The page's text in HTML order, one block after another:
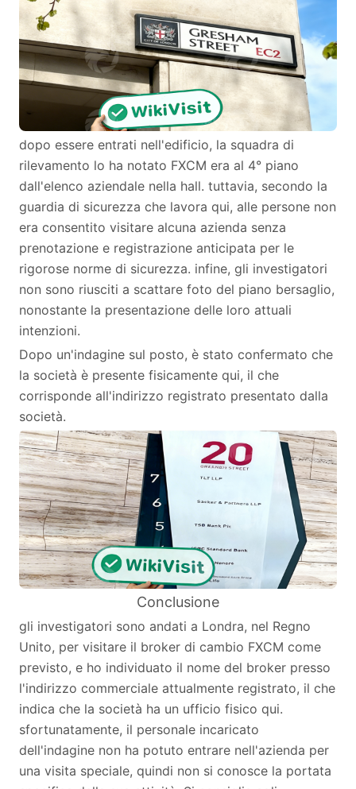
dopo essere entrati nell'edificio, la squadra di
rilevamento lo ha notato FXCM era al 4° piano
dall'elenco aziendale nella hall. tuttavia, secondo la
guardia di sicurezza che lavora qui, alle persone non
era consentito visitare alcuna azienda senza
prenotazione e registrazione anticipata per le
rigorose norme di sicurezza. infine, gli investigatori
non sono riusciti a scattare foto del piano bersaglio,
nonostante la presentazione delle loro attuali
intenzioni.
Dopo un'indagine sul posto, è stato confermato che
la società è presente fisicamente qui, il che
corrisponde all'indirizzo registrato presentato dalla
società.
Conclusione
gli investigatori sono andati a Londra, nel Regno
Unito, per visitare il broker di cambio FXCM come
previsto, e ho individuato il nome del broker presso
l'indirizzo commerciale attualmente registrato, il che
indica che la società ha un ufficio fisico qui.
sfortunatamente, il personale incaricato
dell'indagine non ha potuto entrare nell'azienda per
una visita speciale, quindi non si conosce la portata